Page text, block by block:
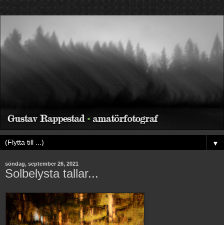
▼
söndag, september 26, 2021
Solbelysta tallar...